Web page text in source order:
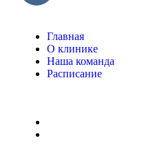
Главная
О клинике
Наша команда
Расписание